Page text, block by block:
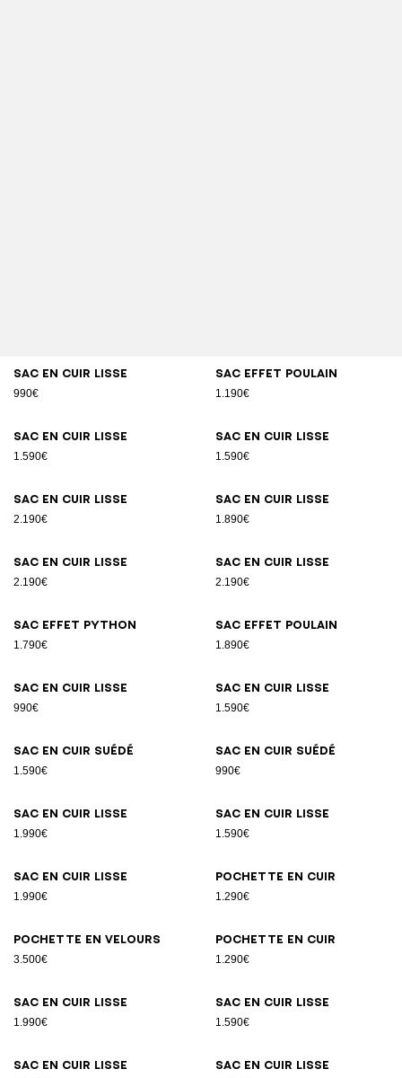
Sac en cuir lisse
990€
Sac effet poulain
1.190€
Sac en cuir lisse
1.590€
Sac en cuir lisse
1.590€
Sac en cuir lisse
2.190€
Sac en cuir lisse
1.890€
Sac en cuir lisse
2.190€
Sac en cuir lisse
2.190€
Sac effet python
1.790€
Sac effet poulain
1.890€
Sac en cuir lisse
990€
Sac en cuir lisse
1.590€
Sac en cuir suédé
1.590€
Sac en cuir suédé
990€
Sac en cuir lisse
1.990€
Sac en cuir lisse
1.590€
Sac en cuir lisse
1.990€
Pochette en cuir
1.290€
Pochette en velours
3.500€
Pochette en cuir
1.290€
Sac en cuir lisse
1.990€
Sac en cuir lisse
1.590€
Sac en cuir lisse Sac en cuir lisse